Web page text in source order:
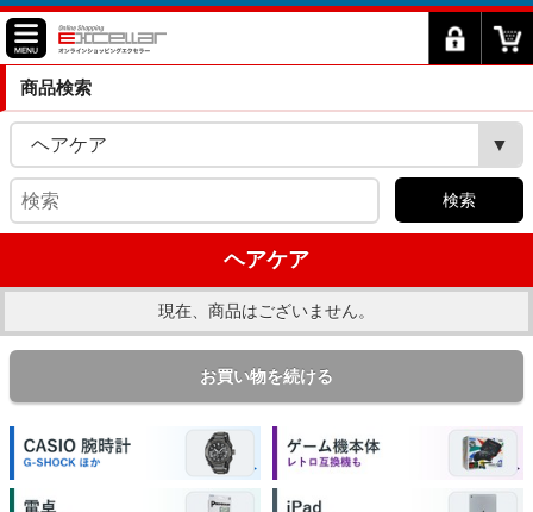
商品検索
ヘアケア
検索
ヘアケア
現在、商品はございません。
お買い物を続ける